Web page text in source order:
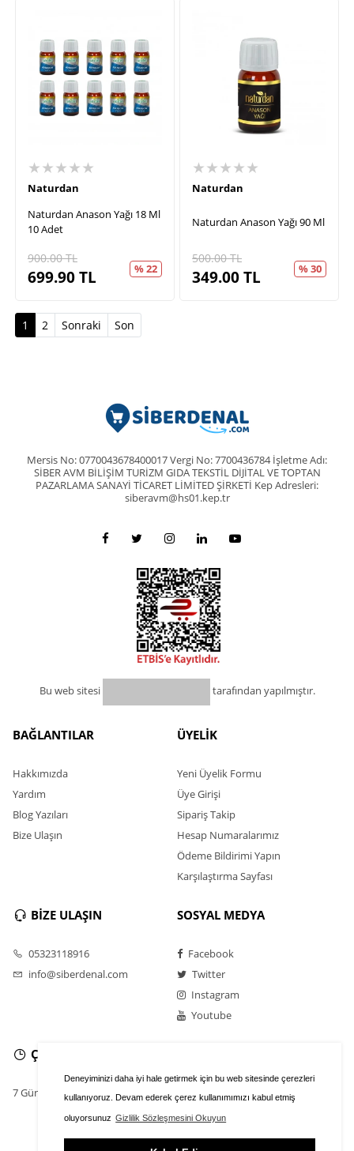
Deneyiminizi daha iyi hale getirmek için bu web sitesinde çerezleri
kullanıyoruz. Devam ederek çerez kullanımımızı kabul etmiş
oluyorsunuz Gizlilik Sözleşmesini Okuyun
★★★★★
Naturdan
Naturdan Anason Yağı 18 Ml
10 Adet
900.00TL
699.90TL % 22
★★★★★
Naturdan
Naturdan Anason Yağı 90 Ml
500.00TL
349.00TL % 30
1 (current)
2 Sonraki Son
Mersis No: 0770043678400017 Vergi No: 7700436784 İşletme Adı:
SİBER AVM BİLİŞİM TURİZM GIDA TEKSTİL DİJİTAL VE TOPTAN
PAZARLAMA SANAYİ TİCARET LİMİTED ŞİRKETİ Kep Adresleri:
siberavm@hs01.kep.tr
Bu web sitesi tarafından yapılmıştır.
BAĞLANTILAR
Hakkımızda
Yardım
Blog Yazıları
Bize Ulaşın
ÜYELİK
Yeni Üyelik Formu
Üye Girişi
Sipariş Takip
Hesap Numaralarımız
Ödeme Bildirimi Yapın
Karşılaştırma Sayfası
BİZE ULAŞIN
05323118916
info@siberdenal.com
SOSYAL MEDYA
Facebook
Twitter
Instagram
Youtube
ÇALIŞMA SAATLERİ
7 Gün / 24 Saat